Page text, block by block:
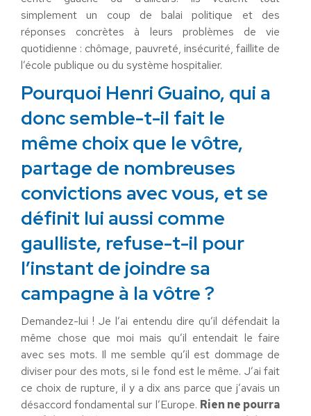
simplement un coup de balai politique et des
réponses concrètes à leurs problèmes de vie
quotidienne : chômage, pauvreté, insécurité, faillite de
l’école publique ou du système hospitalier.
Pourquoi Henri Guaino, qui a
donc semble-t-il fait le
même choix que le vôtre,
partage de nombreuses
convictions avec vous, et se
définit lui aussi comme
gaulliste, refuse-t-il pour
l’instant de joindre sa
campagne à la vôtre ?
Demandez-lui ! Je l’ai entendu dire qu’il défendait la
même chose que moi mais qu’il entendait le faire
avec ses mots. Il me semble qu’il est dommage de
diviser pour des mots, si le fond est le même. J’ai fait
ce choix de rupture, il y a dix ans parce que j’avais un
désaccord fondamental sur l’Europe. Rien ne pourra